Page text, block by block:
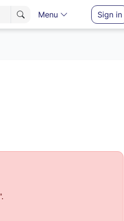
Menu Sign in